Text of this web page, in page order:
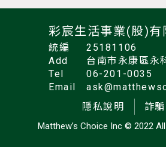
彩宸生活事業(股)有
統編
25181106
Add
台南市永康區永
Tel
06-201-0035
Email
隱私說明
詐
Matthew’s Choice Inc © 2022